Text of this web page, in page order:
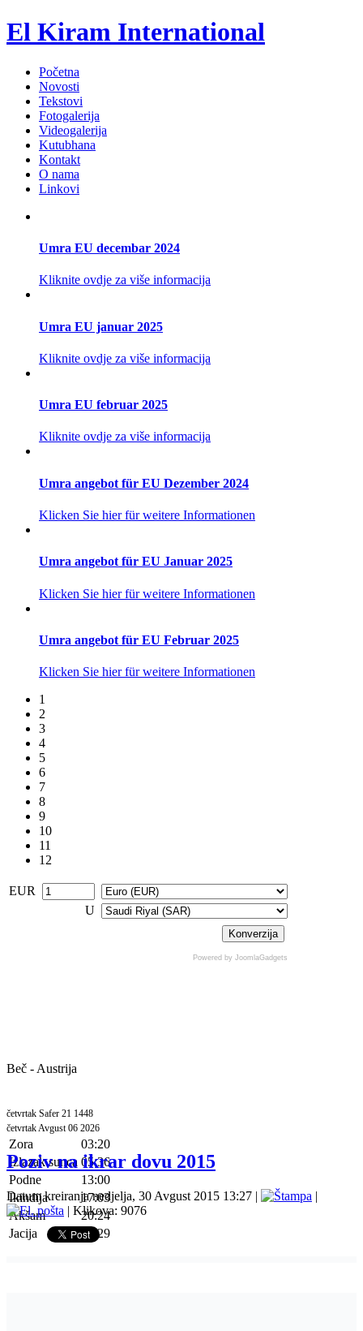
El Kiram International
Početna
Novosti
Tekstovi
Fotogalerija
Videogalerija
Kutubhana
Kontakt
O nama
Linkovi
Umra EU decembar 2024
Kliknite ovdje za više informacija
Umra EU januar 2025
Kliknite ovdje za više informacija
Umra EU februar 2025
Kliknite ovdje za više informacija
Umra angebot für EU Dezember 2024
Klicken Sie hier für weitere Informationen
Umra angebot für EU Januar 2025
Klicken Sie hier für weitere Informationen
Umra angebot für EU Februar 2025
Klicken Sie hier für weitere Informationen
1
2
3
4
5
6
7
8
9
10
11
12
EUR
U
Powered by JoomlaGadgets
Beč - Austrija
četvrtak Safer 21 1448
četvrtak Avgust 06 2026
Zora
03:20
Izlazak sunca 05:36
Podne
13:00
Ikindija
17:03
Akšam
20:24
Jacija
22:29
Poziv na ikrar dovu 2015
Datum kreiranja nedjelja, 30 Avgust 2015 13:27 |
|
| Klikova: 9076